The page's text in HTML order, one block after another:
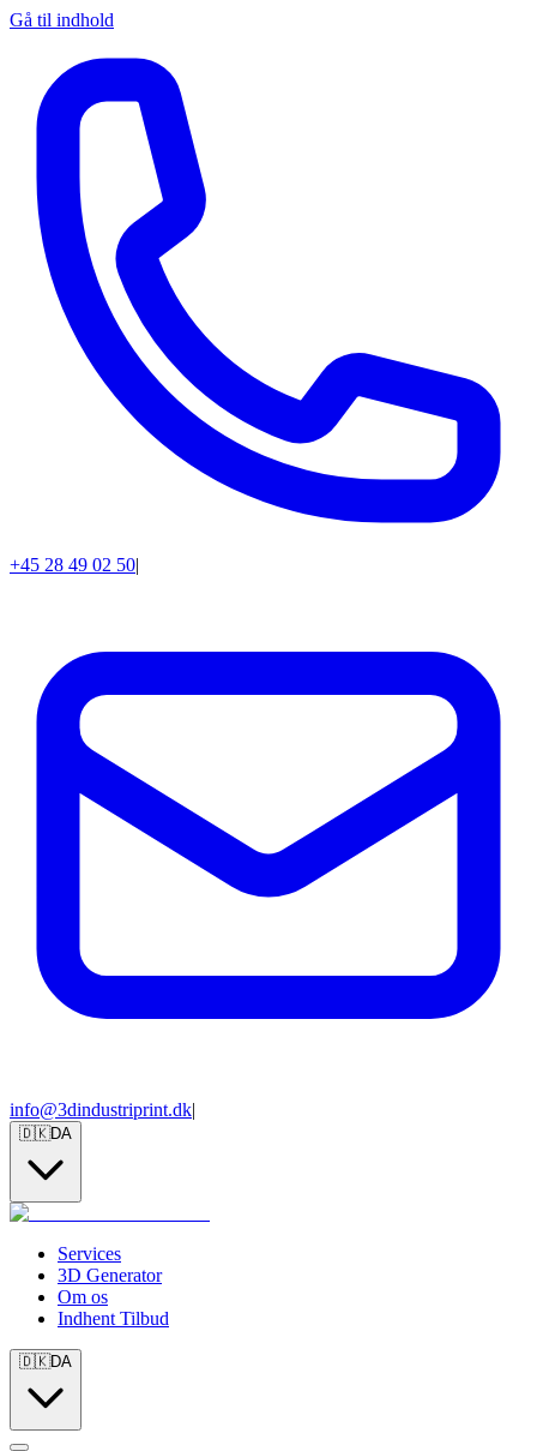
Gå til indhold
+45 28 49 02 50|
info@3dindustriprint.dk|
🇩🇰DA
Services
3D Generator
Om os
Indhent Tilbud
🇩🇰DA